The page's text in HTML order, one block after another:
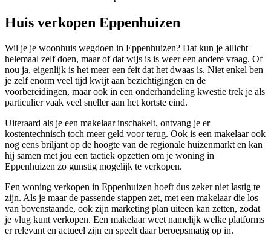
Huis verkopen Eppenhuizen
Wil je je woonhuis wegdoen in Eppenhuizen? Dat kun je allicht
helemaal zelf doen, maar of dat wijs is is weer een andere vraag. Of
nou ja, eigenlijk is het meer een feit dat het dwaas is. Niet enkel ben
je zelf enorm veel tijd kwijt aan bezichtigingen en de
voorbereidingen, maar ook in een onderhandeling kwestie trek je als
particulier vaak veel sneller aan het kortste eind.
Uiteraard als je een makelaar inschakelt, ontvang je er
kostentechnisch toch meer geld voor terug. Ook is een makelaar ook
nog eens briljant op de hoogte van de regionale huizenmarkt en kan
hij samen met jou een tactiek opzetten om je woning in
Eppenhuizen zo gunstig mogelijk te verkopen.
Een woning verkopen in Eppenhuizen hoeft dus zeker niet lastig te
zijn. Als je maar de passende stappen zet, met een makelaar die los
van bovenstaande, ook zijn marketing plan uiteen kan zetten, zodat
je vlug kunt verkopen. Een makelaar weet namelijk welke platforms
er relevant en actueel zijn en speelt daar beroepsmatig op in.